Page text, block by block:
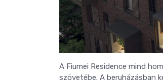
A Fiumei Residence mind
szövetébe. A beruházásban